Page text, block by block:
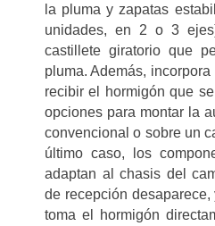
la pluma y zapatas
unidades, en 2 o 3
castillete giratorio que
pluma. Además,
recibir el hormigón que
opciones para montar la
convencional o sobre un
último caso, los
adaptan al chasis del
de recepción
toma el hormigón